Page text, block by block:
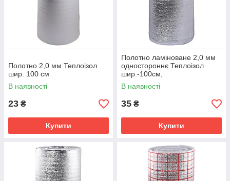
Полотно 2,0 мм Теплоізол
шир. 100 см
В наявності
23 ₴
Купити
Полотно ламіноване 2,0 мм
одностороннє Теплоізол
шир.-100см,
В наявності
35 ₴
Купити